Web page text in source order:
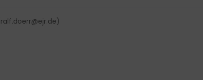
ralf.doerr@ejr.de)